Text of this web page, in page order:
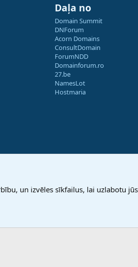
Daļa no
Domain Summit
DNForum
Acorn Domains
ConsultDomain
ForumNDD
Domainforum.ro
27.be
NamesLot
Hostmaria
un izvēles sīkfailus, lai uzlabotu